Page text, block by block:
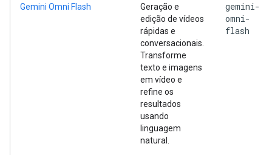
Gemini Omni Flash
Geração e
edição de vídeos
rápidas e
conversacionais.
Transforme
texto e imagens
em vídeo e
refine os
resultados
usando
linguagem
natural.
gemini-
omni-
flash